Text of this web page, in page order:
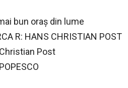
bun oraș din lume
R: HANS CHRISTIAN POST
Post